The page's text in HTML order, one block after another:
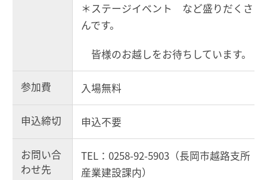
＊ステージイベント など盛りだくさ
んです。
皆様のお越しをお待ちしています。
参加費 入場無料
申込締切 申込不要
お問い合
わせ先
TEL：0258-92-5903（長岡市越路支所
産業建設課内）